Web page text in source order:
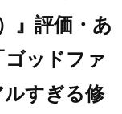
』評価・あ
ゴッドファ
ルすぎる修